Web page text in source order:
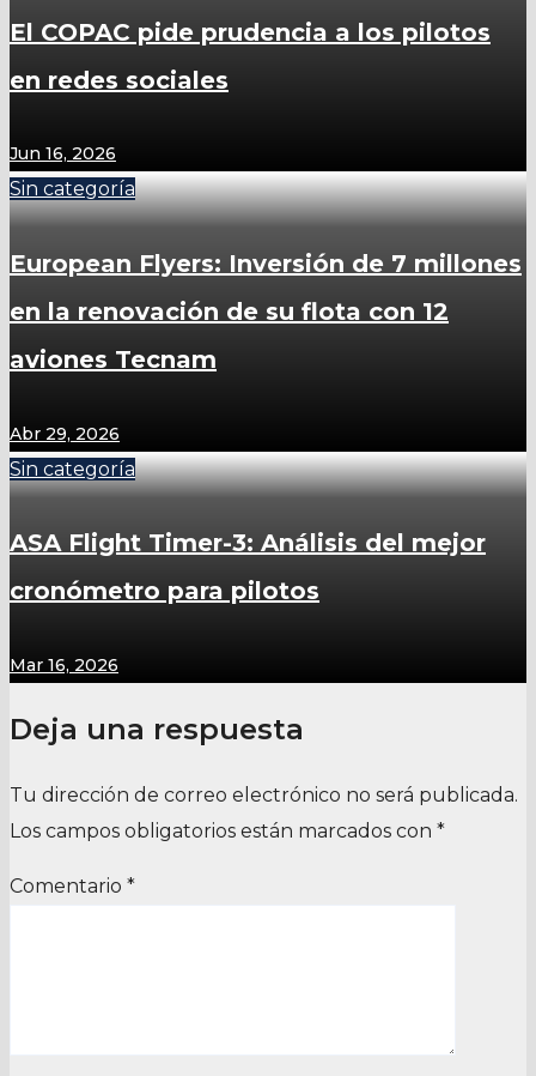
El COPAC pide prudencia a los pilotos
en redes sociales
Jun 16, 2026
Sin categoría
European Flyers: Inversión de 7 millones
en la renovación de su flota con 12
aviones Tecnam
Abr 29, 2026
Sin categoría
ASA Flight Timer-3: Análisis del mejor
cronómetro para pilotos
Mar 16, 2026
Deja una respuesta
Tu dirección de correo electrónico no será publicada.
Los campos obligatorios están marcados con *
Comentario *